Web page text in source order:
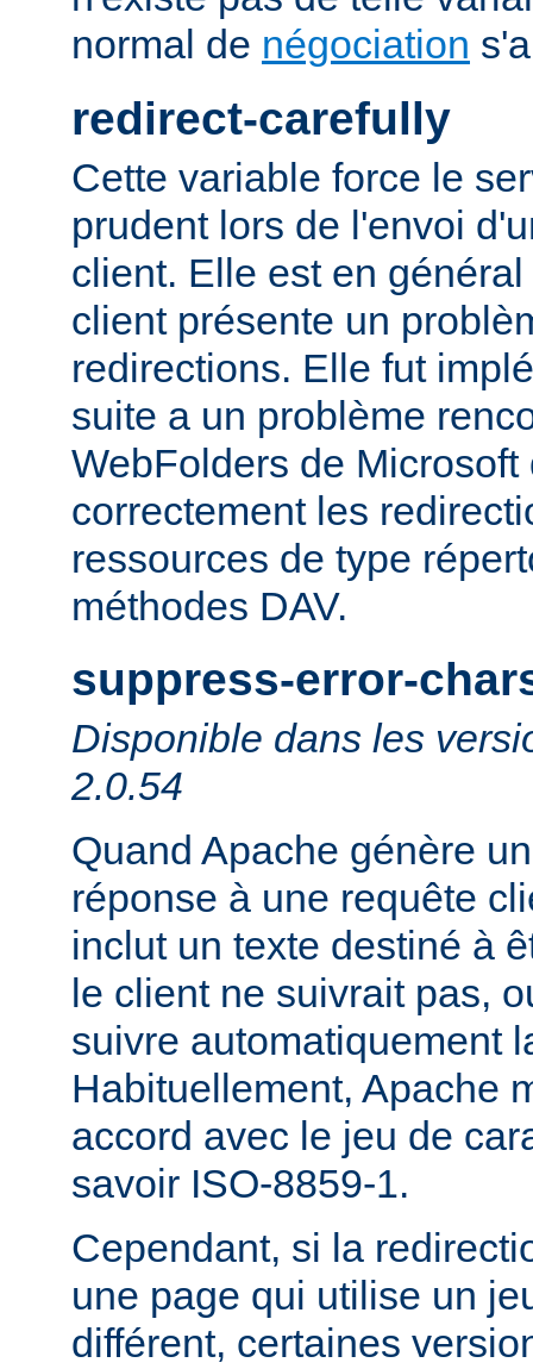
normal de négociation
redirect-carefully
Cette variable force le
prudent lors de l'envoi
client. Elle est en
client présente un
redirections. Elle fut
suite a un problème
WebFolders de
correctement les
ressources de type
méthodes DAV.
suppress-error-
Disponible dans les
2.0.54
Quand Apache génère
réponse à une requête
inclut un texte destiné à
le client ne suivrait pas,
suivre automatiquement
Habituellement, Apache
accord avec le jeu de
savoir ISO-8859-1.
Cependant, si la
une page qui utilise un
différent, certaines